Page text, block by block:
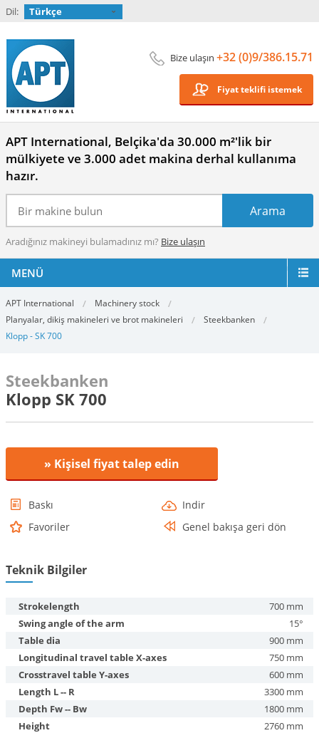
Dil: Türkçe
Bize ulaşın +32 (0)9/386.15.71
Fiyat teklifi istemek
APT International, Belçika'da 30.000 m²'lik bir
mülkiyete ve 3.000 adet makina derhal kullanıma
hazır.
Aradığınız makineyi bulamadınız mı? Bize ulaşın
MENÜ
APT International
Machinery stock
Planyalar, dikiş makineleri ve brot makineleri
Steekbanken
Klopp - SK 700
Steekbanken
Klopp SK 700
» Kişisel fiyat talep edin
Baskı
Indir
Favoriler
Genel bakışa geri dön
Teknik Bilgiler
Strokelength
700 mm
Swing angle of the arm
15°
Table dia
900 mm
Longitudinal travel table X-axes
750 mm
Crosstravel table Y-axes
600 mm
Length L -- R
3300 mm
Depth Fw -- Bw
1800 mm
Height
2760 mm